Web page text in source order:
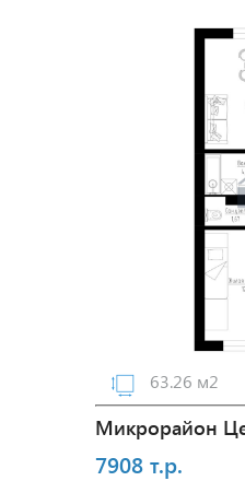
63.26 м2
Микрорайон
7908 т.р.